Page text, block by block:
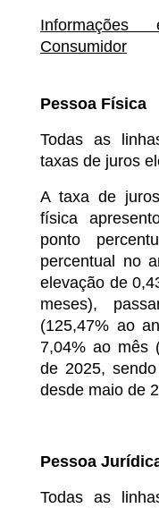
Consumidor
Pessoa Física
Todas as
taxas de juros
A taxa de
física
ponto
percentual no
elevação de
meses),
(125,47% ao
7,04% ao mês
de 2025,
desde maio de
Pessoa
Todas as